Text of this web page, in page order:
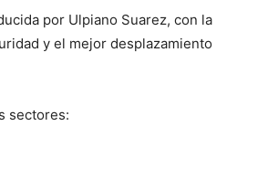
por Ulpiano Suarez, con la
y el mejor desplazamiento
sectores: